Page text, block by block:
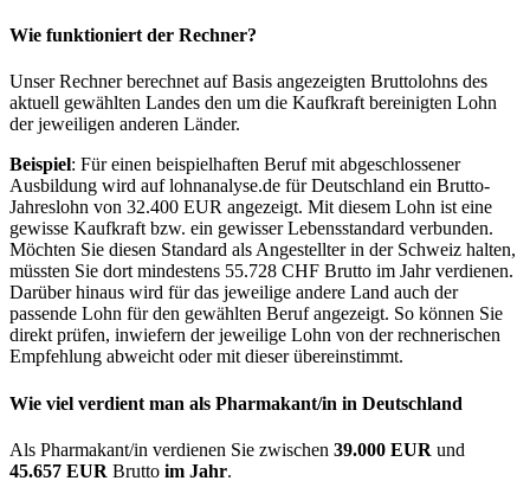
Wie funktioniert der Rechner?
Unser Rechner berechnet auf Basis angezeigten Bruttolohns des
aktuell gewählten Landes den um die Kaufkraft bereinigten Lohn
der jeweiligen anderen Länder.
Beispiel: Für einen beispielhaften Beruf mit abgeschlossener
Ausbildung wird auf lohnanalyse.de für Deutschland ein Brutto-
Jahreslohn von 32.400 EUR angezeigt. Mit diesem Lohn ist eine
gewisse Kaufkraft bzw. ein gewisser Lebensstandard verbunden.
Möchten Sie diesen Standard als Angestellter in der Schweiz halten,
müssten Sie dort mindestens 55.728 CHF Brutto im Jahr verdienen.
Darüber hinaus wird für das jeweilige andere Land auch der
passende Lohn für den gewählten Beruf angezeigt. So können Sie
direkt prüfen, inwiefern der jeweilige Lohn von der rechnerischen
Empfehlung abweicht oder mit dieser übereinstimmt.
Wie viel verdient man als Pharmakant/in in Deutschland
Als Pharmakant/in verdienen Sie zwischen 39.000 EUR und
45.657 EUR Brutto im Jahr.